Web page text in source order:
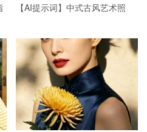
【AI提示词】中式古风艺术照